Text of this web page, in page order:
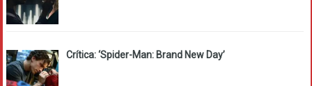
Crítica: ‘Spider-Man: Brand New Day’